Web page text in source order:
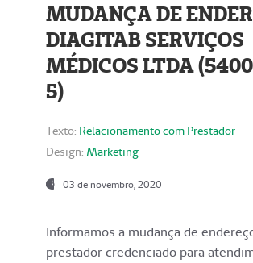
MUDANÇA DE
DIAGITAB SERVIÇOS
MÉDICOS LTDA
5)
Texto: Relacionamento com Prestador
Design: Marketing
03 de novembro, 2020
Informamos a mudança de
prestador credenciado para